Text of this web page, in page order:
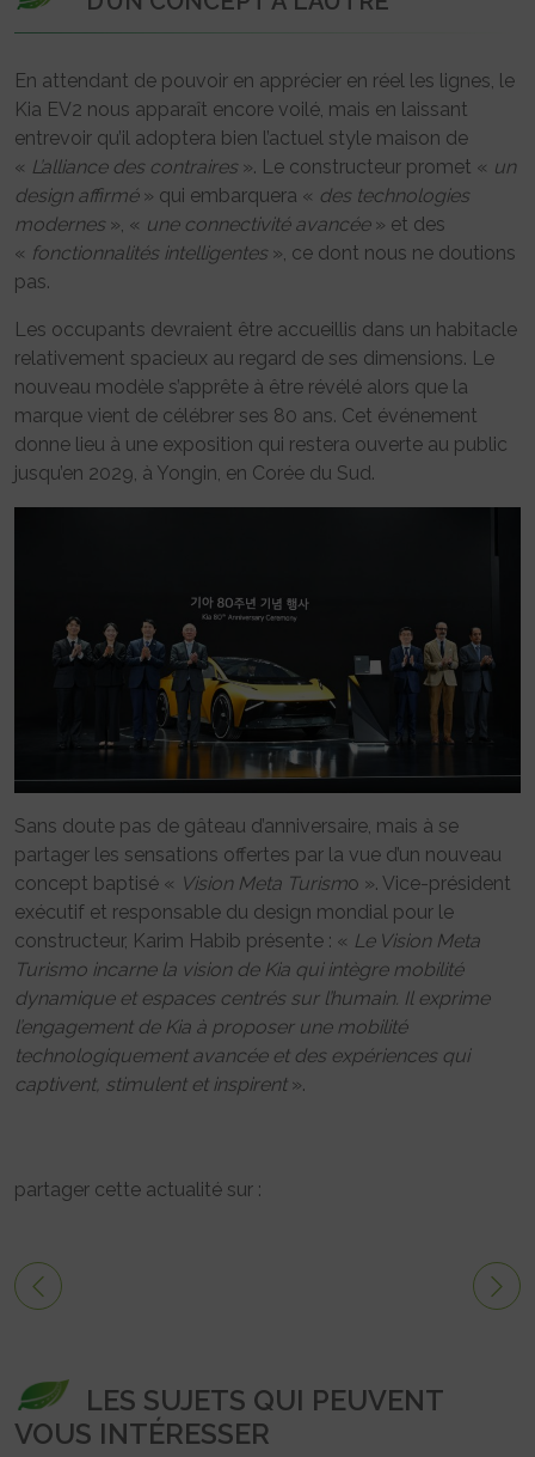
En attendant de pouvoir en apprécier en réel les lignes, le
Kia EV2 nous apparaît encore voilé, mais en laissant
entrevoir qu’il adoptera bien l’actuel style maison de
« L’alliance des contraires». Le constructeur promet « un
design affirmé» qui embarquera « des technologies
modernes», « une connectivité avancée» et des
« fonctionnalités intelligentes», ce dont nous ne doutions
pas.
Les occupants devraient être accueillis dans un habitacle
relativement spacieux au regard de ses dimensions. Le
nouveau modèle s’apprête à être révélé alors que la
marque vient de célébrer ses 80 ans. Cet événement
donne lieu à une exposition qui restera ouverte au public
jusqu’en 2029, à Yongin, en Corée du Sud.
Sans doute pas de gâteau d’anniversaire, mais à se
partager les sensations offertes par la vue d’un nouveau
concept baptisé « Vision Meta Turismo ». Vice-président
exécutif et responsable du design mondial pour le
constructeur, Karim Habib présente : « Le Vision Meta
Turismo incarne la vision de Kia qui intègre mobilité
dynamique et espaces centrés sur l’humain. Il exprime
l’engagement de Kia à proposer une mobilité
technologiquement avancée et des expériences qui
captivent, stimulent et inspirent ».
partager cette actualité sur :
LES SUJETS QUI PEUVENT
VOUS INTÉRESSER